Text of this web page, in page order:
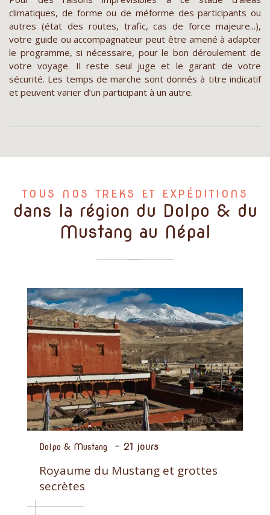
climatiques, de forme ou de méforme des participants ou
autres (état des routes, trafic, cas de force majeure...),
votre guide ou accompagnateur peut être amené à adapter
le programme, si nécessaire, pour le bon déroulement de
votre voyage. Il reste seul juge et le garant de votre
sécurité. Les temps de marche sont donnés à titre indicatif
et peuvent varier d’un participant à un autre.
TOUS NOS TREKS ET EXPÉDITIONS
dans la région du Dolpo & du
Mustang au Népal
Dolpo & Mustang - 21 jours
Royaume du Mustang et grottes
secrètes